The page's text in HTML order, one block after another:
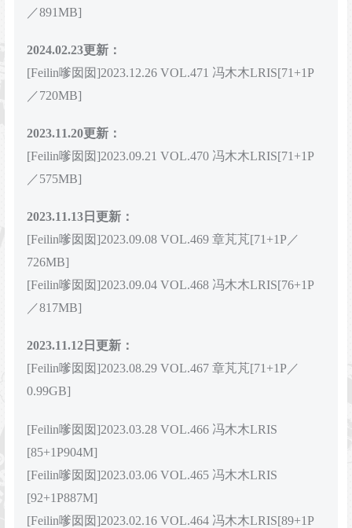
／891MB]
2024.02.23更新：
[Feilin嗲囡囡]2023.12.26 VOL.471 冯木木LRIS[71+1P
／720MB]
2023.11.20更新：
[Feilin嗲囡囡]2023.09.21 VOL.470 冯木木LRIS[71+1P
／575MB]
2023.11.13日更新：
[Feilin嗲囡囡]2023.09.08 VOL.469 章芃芃[71+1P／
726MB]
[Feilin嗲囡囡]2023.09.04 VOL.468 冯木木LRIS[76+1P
／817MB]
2023.11.12日更新：
[Feilin嗲囡囡]2023.08.29 VOL.467 章芃芃[71+1P／
0.99GB]
[Feilin嗲囡囡]2023.03.28 VOL.466 冯木木LRIS
[85+1P904M]
[Feilin嗲囡囡]2023.03.06 VOL.465 冯木木LRIS
[92+1P887M]
[Feilin嗲囡囡]2023.02.16 VOL.464 冯木木LRIS[89+1P